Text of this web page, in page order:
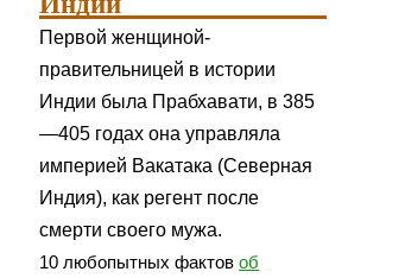
Первой женщиной-
правительницей в истории
Индии была Прабхавати, в 385
—405 годах она управляла
империей Вакатака (Северная
Индия), как регент после
смерти своего мужа.
10 любопытных фактовоб